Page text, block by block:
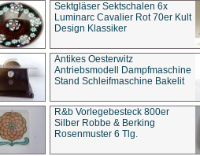
Sektgläser Sektschalen 6x
Luminarc Cavalier Rot 70er Kult
Design Klassiker
Antikes Oesterwitz
Antriebsmodell Dampfmaschine
Stand Schleifmaschine Bakelit
R&b Vorlegebesteck 800er
Silber Robbe & Berking
Rosenmuster 6 Tlg.